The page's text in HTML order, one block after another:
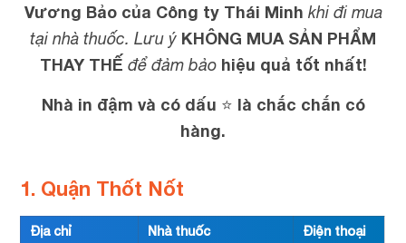
Vương Bảo của Công ty Thái Minh khi đi mua
tại nhà thuốc. Lưu ý KHÔNG MUA SẢN PHẨM
THAY THẾ để đảm bảo hiệu quả tốt nhất!
Nhà in đậm và có dấu ⭐ là chắc chắn có
hàng.
1. Quận Thốt Nốt
Địa chỉ Nhà thuốc Điện thoại